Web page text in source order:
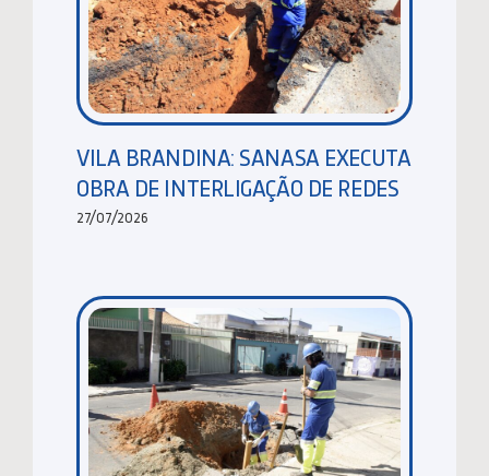
VILA BRANDINA: SANASA EXECUTA
OBRA DE INTERLIGAÇÃO DE REDES
27/07/2026